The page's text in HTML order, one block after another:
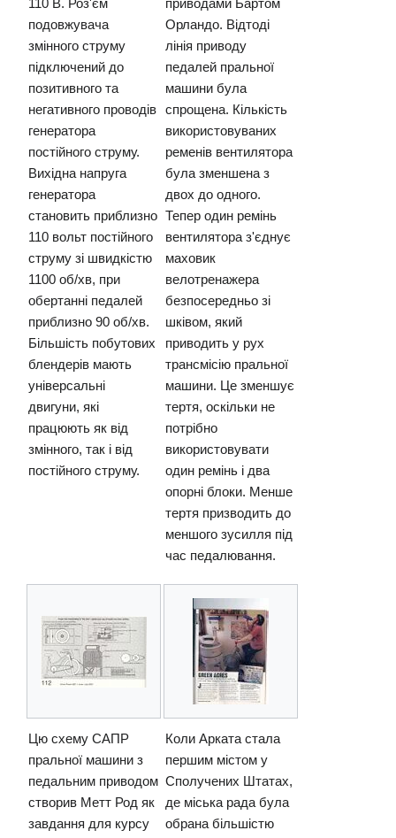
подовжувача
змінного струму
підключений до
позитивного та
негативного проводів
генератора
постійного струму.
Вихідна напруга
генератора
становить приблизно
110 вольт постійного
струму зі швидкістю
1100 об/хв, при
обертанні педалей
приблизно 90 об/хв.
Більшість побутових
блендерів мають
універсальні
двигуни, які
працюють як від
змінного, так і від
постійного струму.
Орландо. Відтоді
лінія приводу
педалей пральної
машини була
спрощена. Кількість
використовуваних
ременів вентилятора
була зменшена з
двох до одного.
Тепер один ремінь
вентилятора з'єднує
маховик
велотренажера
безпосередньо зі
шківом, який
приводить у рух
трансмісію пральної
машини. Це зменшує
тертя, оскільки не
потрібно
використовувати
один ремінь і два
опорні блоки. Менше
тертя призводить до
меншого зусилля під
час педалювання.
Цю схему САПР
пральної машини з
педальним приводом
створив Метт Род як
завдання для курсу
Коли Арката стала
першим містом у
Сполучених Штатах,
де міська рада була
обрана більшістю